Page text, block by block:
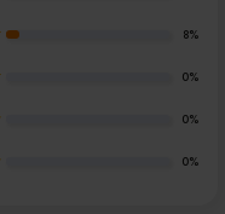
8%
0%
0%
0%